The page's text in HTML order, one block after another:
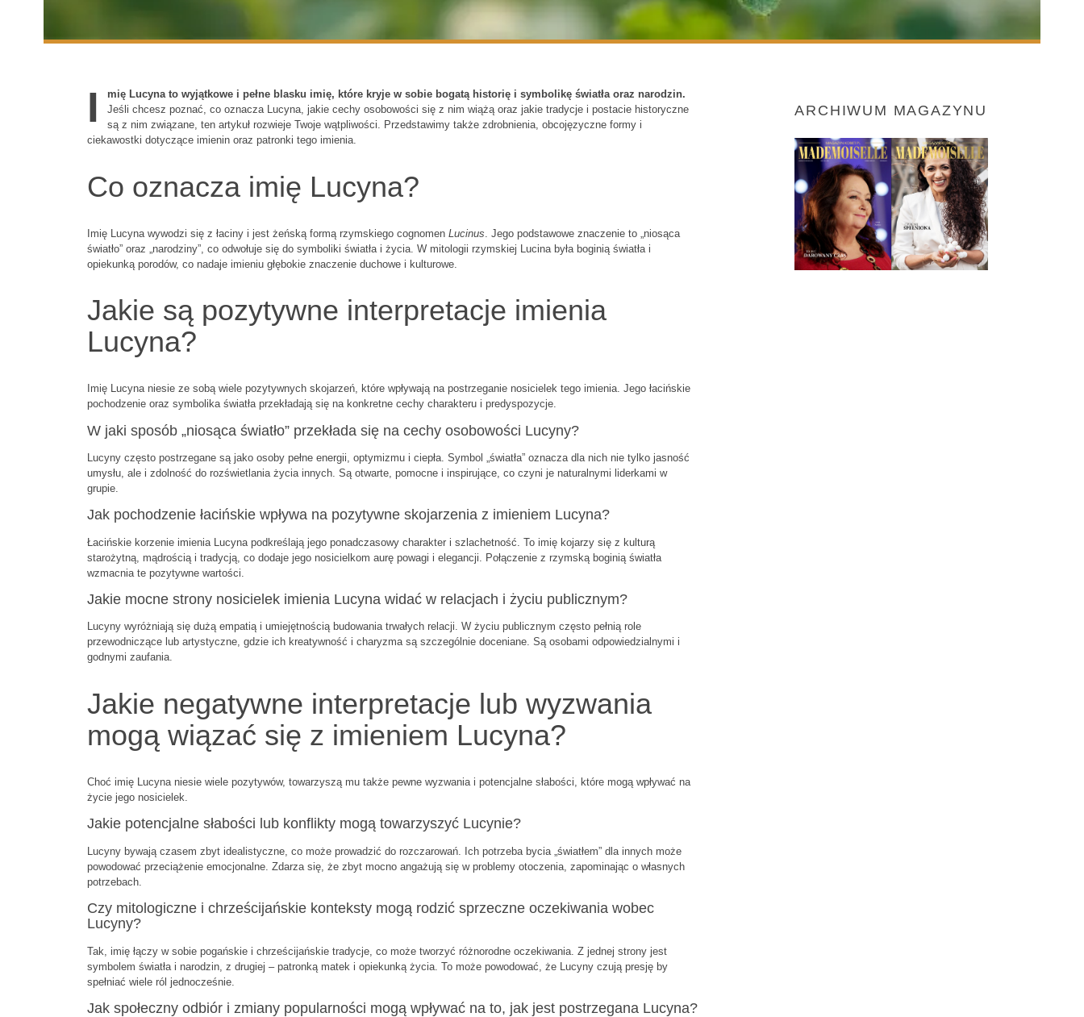
I
mię Lucyna to wyjątkowe i pełne blasku imię, które kryje w sobie bogatą historię i symbolikę światła oraz narodzin.
Jeśli chcesz poznać, co oznacza Lucyna, jakie cechy osobowości się z nim wiążą oraz jakie tradycje i postacie historyczne
są z nim związane, ten artykuł rozwieje Twoje wątpliwości. Przedstawimy także zdrobnienia, obcojęzyczne formy i
ciekawostki dotyczące imienin oraz patronki tego imienia.
Co oznacza imię Lucyna?
Imię Lucyna wywodzi się z łaciny i jest żeńską formą rzymskiego cognomen Lucinus . Jego podstawowe znaczenie to „niosąca
światło” oraz „narodziny”, co odwołuje się do symboliki światła i życia. W mitologii rzymskiej Lucina była boginią światła i
opiekunką porodów, co nadaje imieniu głębokie znaczenie duchowe i kulturowe.
Jakie są pozytywne interpretacje imienia
Lucyna?
Imię Lucyna niesie ze sobą wiele pozytywnych skojarzeń, które wpływają na postrzeganie nosicielek tego imienia. Jego łacińskie
pochodzenie oraz symbolika światła przekładają się na konkretne cechy charakteru i predyspozycje.
W jaki sposób „niosąca światło” przekłada się na cechy osobowości Lucyny?
Lucyny często postrzegane są jako osoby pełne energii, optymizmu i ciepła. Symbol „światła” oznacza dla nich nie tylko jasność
umysłu, ale i zdolność do rozświetlania życia innych. Są otwarte, pomocne i inspirujące, co czyni je naturalnymi liderkami w
grupie.
Jak pochodzenie łacińskie wpływa na pozytywne skojarzenia z imieniem Lucyna?
Łacińskie korzenie imienia Lucyna podkreślają jego ponadczasowy charakter i szlachetność. To imię kojarzy się z kulturą
starożytną, mądrością i tradycją, co dodaje jego nosicielkom aurę powagi i elegancji. Połączenie z rzymską boginią światła
wzmacnia te pozytywne wartości.
Jakie mocne strony nosicielek imienia Lucyna widać w relacjach i życiu publicznym?
Lucyny wyróżniają się dużą empatią i umiejętnością budowania trwałych relacji. W życiu publicznym często pełnią role
przewodniczące lub artystyczne, gdzie ich kreatywność i charyzma są szczególnie doceniane. Są osobami odpowiedzialnymi i
godnymi zaufania.
Jakie negatywne interpretacje lub wyzwania
mogą wiązać się z imieniem Lucyna?
Choć imię Lucyna niesie wiele pozytywów, towarzyszą mu także pewne wyzwania i potencjalne słabości, które mogą wpływać na
życie jego nosicielek.
Jakie potencjalne słabości lub konflikty mogą towarzyszyć Lucynie?
Lucyny bywają czasem zbyt idealistyczne, co może prowadzić do rozczarowań. Ich potrzeba bycia „światłem” dla innych może
powodować przeciążenie emocjonalne. Zdarza się, że zbyt mocno angażują się w problemy otoczenia, zapominając o własnych
potrzebach.
Czy mitologiczne i chrześcijańskie konteksty mogą rodzić sprzeczne oczekiwania wobec
Lucyny?
Tak, imię łączy w sobie pogańskie i chrześcijańskie tradycje, co może tworzyć różnorodne oczekiwania. Z jednej strony jest
symbolem światła i narodzin, z drugiej – patronką matek i opiekunką życia. To może powodować, że Lucyny czują presję by
spełniać wiele ról jednocześnie.
Jak społeczny odbiór i zmiany popularności mogą wpływać na to, jak jest postrzegana Lucyna?
ARCHIWUM MAGAZYNU